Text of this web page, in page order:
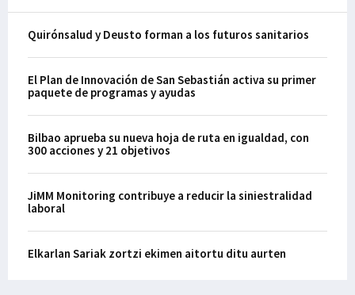
Quirónsalud y Deusto forman a los futuros sanitarios
El Plan de Innovación de San Sebastián activa su primer
paquete de programas y ayudas
Bilbao aprueba su nueva hoja de ruta en igualdad, con
300 acciones y 21 objetivos
JiMM Monitoring contribuye a reducir la siniestralidad
laboral
Elkarlan Sariak zortzi ekimen aitortu ditu aurten